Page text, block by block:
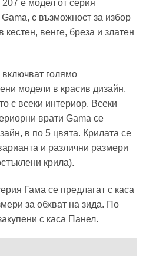
е модел от серия
с възможност за избор
кестен, венге, бреза и златен
голямо
модели в красив дизайн,
с всеки интериор. Всеки
врати Gama се
в по 5 цвята. Крилата се
и различни размери
крила).
Гама се предлагат с каса
за обхват на зида. По
с каса Панел.